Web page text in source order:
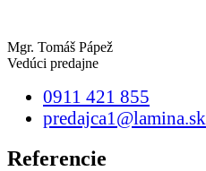
Mgr. Tomáš Pápež
Vedúci predajne
0911 421 855
predajca1@lamina.sk
Referencie